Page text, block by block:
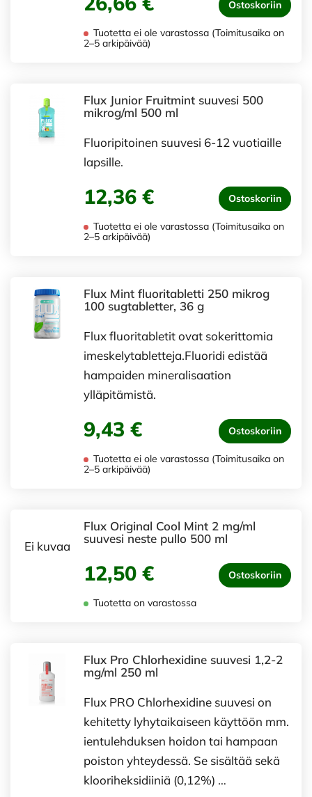
Ostoskoriin
Tuotetta ei ole varastossa (Toimitusaika on
2–5 arkipäivää)
Flux Junior Fruitmint suuvesi 500
mikrog/ml 500 ml
Fluoripitoinen suuvesi 6-12 vuotiaille
lapsille.
12,36 € Ostoskoriin
Tuotetta ei ole varastossa (Toimitusaika on
2–5 arkipäivää)
Flux Mint fluoritabletti 250 mikrog
100 sugtabletter, 36 g
Flux fluoritabletit ovat sokerittomia
imeskelytabletteja.Fluoridi edistää
hampaiden mineralisaation
ylläpitämistä.
9,43 € Ostoskoriin
Tuotetta ei ole varastossa (Toimitusaika on
2–5 arkipäivää)
Ei kuvaa
Flux Original Cool Mint 2 mg/ml
suuvesi neste pullo 500 ml
12,50 € Ostoskoriin
Tuotetta on varastossa
Flux Pro Chlorhexidine suuvesi 1,2-2
mg/ml 250 ml
Flux PRO Chlorhexidine suuvesi on
kehitetty lyhytaikaiseen käyttöön mm.
ientulehduksen hoidon tai hampaan
poiston yhteydessä. Se sisältää sekä
klooriheksidiiniä (0,12%) …